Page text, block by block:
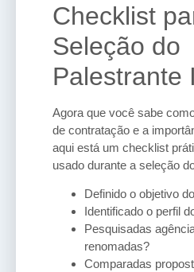
Checklist
Seleção do
Palestrante
Agora que você sabe
de contratação e a
aqui está um checklist
usado durante a seleção
Definido o objetivo
Identificado o perfil
Pesquisadas
renomadas?
Comparadas